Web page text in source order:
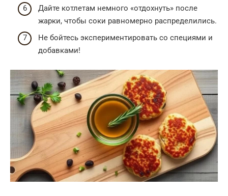
Дайте котлетам немного «отдохнуть» после
жарки, чтобы соки равномерно распределились.
Не бойтесь экспериментировать со специями и
добавками!